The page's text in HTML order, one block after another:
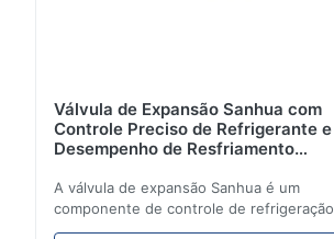
Válvula de Expansão Sanhua com
Controle Preciso de Refrigerante e
Desempenho de Resfriamento
Refrigeração Veicular
A válvula de expansão Sanhua é um
componente de controle de refrigeração
de alto desempenho projetado para